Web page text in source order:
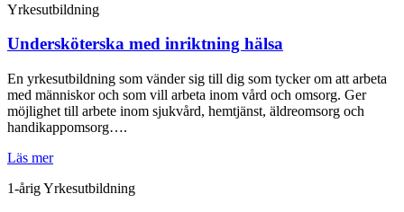
Yrkesutbildning
Undersköterska med inriktning hälsa
En yrkesutbildning som vänder sig till dig som tycker om att arbeta
med människor och som vill arbeta inom vård och omsorg. Ger
möjlighet till arbete inom sjukvård, hemtjänst, äldreomsorg och
handikappomsorg….
Läs mer
1-årig Yrkesutbildning